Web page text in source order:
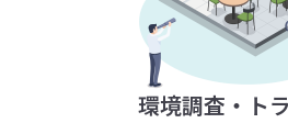
環境調査・ト